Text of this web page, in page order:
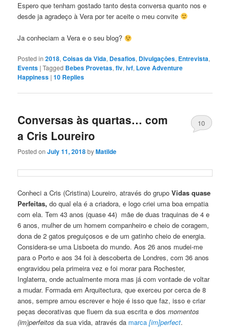
Espero que tenham gostado tanto desta conversa quanto nos e
desde ja agradeço à Vera por ter aceite o meu convite
Ja conheciam a Vera e o seu blog?
Posted in 2018,Coisas da Vida, Desafios, Divulgaçōes, Entrevista,
Events |Tagged Bebes Provetas,fiv,ivf, Love Adventure
Happiness |10 Replies
Conversas às quartas… com
a Cris Loureiro
Posted onJuly 11, 2018byMatilde
10
Conheci a Cris (Cristina) Loureiro, através do grupoVidas quase
Perfeitas, do qual ela é a criadora, e logo criei uma boa empatia
com ela. Tem 43 anos (quase 44) mãe de duas traquinas de 4 e
6 anos, mulher de um homem companheiro e cheio de coragem,
dona de 2 gatos preguiçosos e de um gatinho cheio de energia.
Considera-se uma Lisboeta do mundo. Aos 26 anos mudei-me
para o Porto e aos 34 foi à descoberta de Londres, com 36 anos
engravidou pela primeira vez e foi morar para Rochester,
Inglaterra, onde actualmente mora mas já com vontade de voltar
a mudar. Formada em Arquitectura, que exerceu por cerca de 8
anos, sempre amou escrever e hoje é isso que faz, isso e criar
peças decorativas que fluem da sua escrita e dosmomentos
(im)perfeitos da sua vida, através da marca[im]perfect.